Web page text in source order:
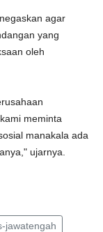
agar
yang
oleh
meminta
manakala ada
ujarnya.
jawatengah